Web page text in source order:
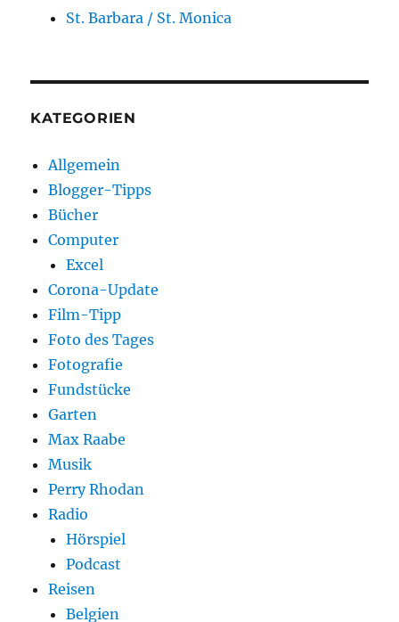
St. Barbara / St. Monica
KATEGORIEN
Allgemein
Blogger-Tipps
Bücher
Computer
Excel
Corona-Update
Film-Tipp
Foto des Tages
Fotografie
Fundstücke
Garten
Max Raabe
Musik
Perry Rhodan
Radio
Hörspiel
Podcast
Reisen
Belgien